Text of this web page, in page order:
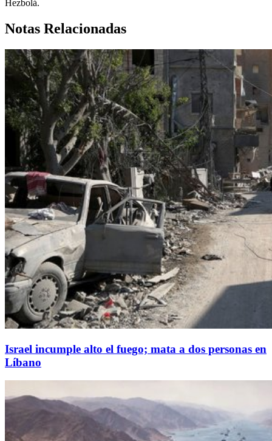
Hezbolá.
Notas Relacionadas
Israel incumple alto el fuego; mata a dos personas en
Líbano